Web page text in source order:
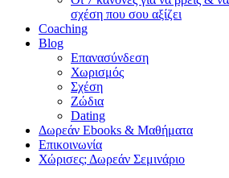
σχέση που σου αξίζει
Coaching
Blog
Επανασύνδεση
Χωρισμός
Σχέση
Ζώδια
Dating
Δωρεάν Ebooks & Μαθήματα
Επικοινωνία
Χώρισες; Δωρεάν Σεμινάριο